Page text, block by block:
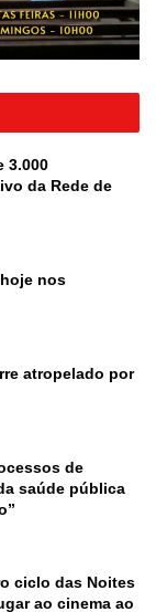
3.000
da Rede de
nos
atropelado por
de
saúde pública
ciclo das Noites
ao cinema ao